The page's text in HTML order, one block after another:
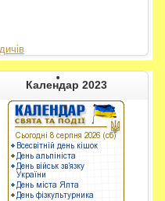
Календар 2023